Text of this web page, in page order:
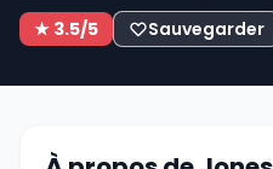
★ 3.5/5
Sauvegarder